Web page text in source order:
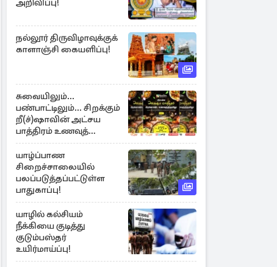
அறிவிப்பு!
நல்லூர் திருவிழாவுக்குக்
காளாஞ்சி கையளிப்பு!
சுவையிலும்...
பண்பாட்டிலும்... சிறக்கும்
றீ(ச்)ஷாவின் அட்சய
பாத்திரம் உணவுத்
திருவிழா ஆரம்பம்
யாழ்ப்பாண
சிறைச்சாலையில்
பலப்படுத்தப்பட்டுள்ள
பாதுகாப்பு!
யாழில் கல்சியம்
நீக்கியை குடித்து
குடும்பஸ்தர்
உயிர்மாய்ப்பு!